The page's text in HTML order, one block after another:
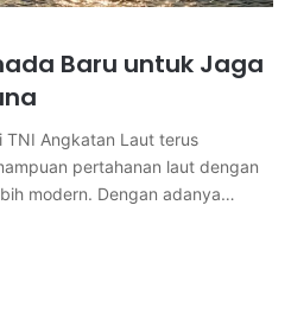
Baru untuk Jaga
TNI Angkatan Laut terus
pertahanan laut dengan
modern. Dengan adanya…